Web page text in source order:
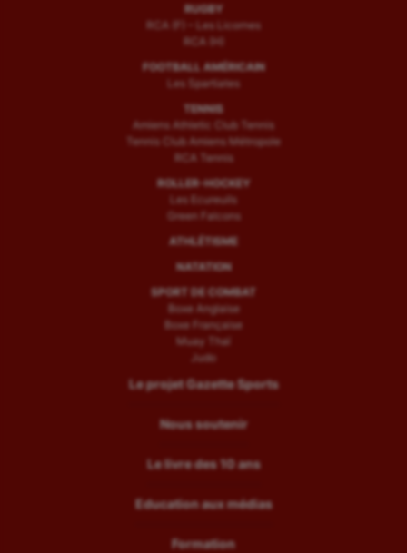
RUGBY
RCA (F) – Les Licornes
RCA (H)
FOOTBALL AMÉRICAIN
Les Spartiates
TENNIS
Amiens Athletic Club Tennis
Tennis Club Amiens Métropole
RCA Tennis
ROLLER-HOCKEY
Les Ecureuils
Green Falcons
ATHLÉTISME
NATATION
SPORT DE COMBAT
Boxe Anglaise
Boxe Française
Muay Thaï
Judo
Le projet Gazette Sports
Nous soutenir
Le livre des 10 ans
Education aux médias
Formation